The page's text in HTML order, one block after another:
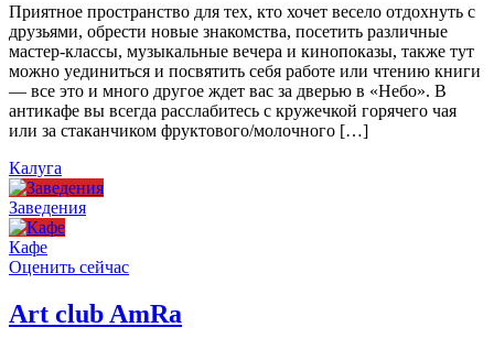
Приятное пространство для тех, кто хочет весело отдохнуть с
друзьями, обрести новые знакомства, посетить различные
мастер-классы, музыкальные вечера и кинопоказы, также тут
можно уединиться и посвятить себя работе или чтению книги
— все это и много другое ждет вас за дверью в «Небо». В
антикафе вы всегда расслабитесь с кружечкой горячего чая
или за стаканчиком фруктового/молочного […]
Калуга
Заведения
Кафе
Оценить сейчас
Art сlub AmRa